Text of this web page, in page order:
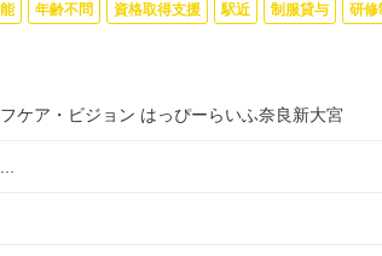
年齢不問 資格取得支援 駅近 制服貸与 研修
ケア・ビジョン はっぴーらいふ奈良新大宮